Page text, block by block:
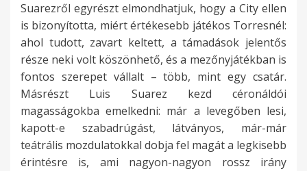
Suarezről egyrészt elmondhatjuk, hogy a City ellen
is bizonyította, miért értékesebb játékos Torresnél:
ahol tudott, zavart keltett, a támadások jelentős
része neki volt köszönhető, és a mezőnyjátékban is
fontos szerepet vállalt – több, mint egy csatár.
Másrészt Luis Suarez kezd céronáldói
magasságokba emelkedni: már a levegőben lesi,
kapott-e szabadrúgást, látványos, már-már
teátrális mozdulatokkal dobja fel magát a legkisebb
érintésre is, ami nagyon-nagyon rossz irány